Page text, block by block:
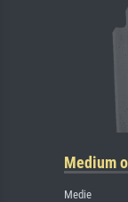
Medium
Medie